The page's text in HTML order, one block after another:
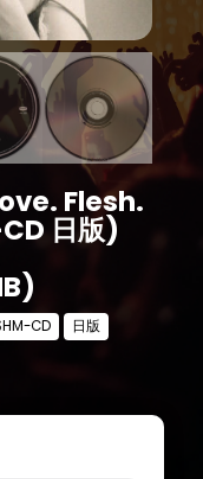
Flesh.
日版)
CD 日版